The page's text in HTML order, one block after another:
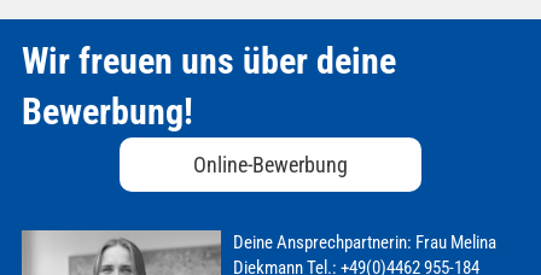
Wir freuen uns über deine
Bewerbung!
Online-Bewerbung
Deine Ansprechpartnerin: Frau Melina
DiekmannTel.: +49(0)4462 955-184